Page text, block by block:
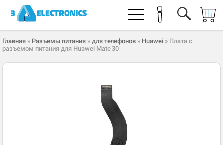
Главная » Разъемы питания » для телефонов » Huawei » Плата с
разъемом питания для Huawei Mate 30